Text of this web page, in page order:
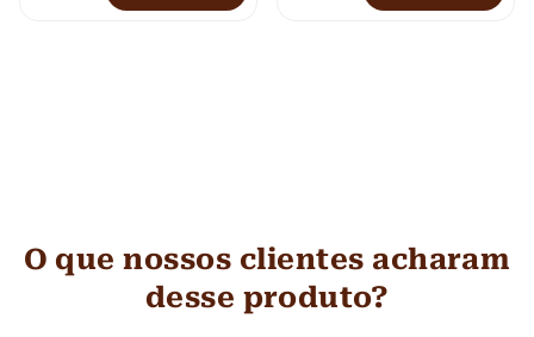
O que nossos clientes acharam
desse produto?